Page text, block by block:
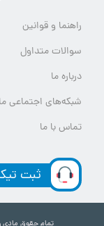
راهنما و قوانین
سوالات متداول
درباره ما
شبکه‌های اجتماعی ما
تماس با ما
ثبت